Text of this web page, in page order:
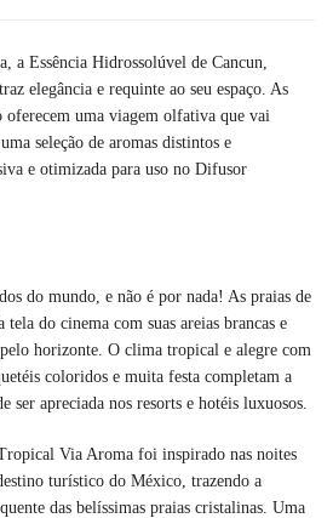
a Essência Hidrossolúvel de Cancun,
elegância e requinte ao seu espaço. As
uma viagem olfativa que vai
seleção de aromas distintos e
e otimizada para uso no Difusor
do mundo, e não é por nada! As praias de
tela do cinema com suas areias brancas e
pelo horizonte. O clima tropical e alegre com
coloridos e muita festa completam a
ser apreciada nos resorts e hotéis luxuosos.
Via Aroma foi inspirado nas noites
turístico do México, trazendo a
das belíssimas praias cristalinas. Uma